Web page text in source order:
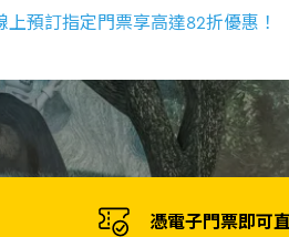
預訂指定門票享高達82折優惠！
憑電子門票即可